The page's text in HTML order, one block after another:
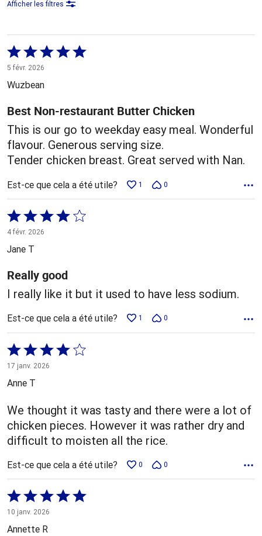
Afficher les filtres
Coté
5 sur
5
5 févr. 2026
Wuzbean
Best Non-restaurant Butter Chicken
This is our go to weekday easy meal. Wonderful
flavour. Generous serving size.
Tender chicken breast. Great served with Nan.
Est-ce que cela a été utile? 1 0
Coté
4 sur
5
4 févr. 2026
Jane T
Really good
I really like it but it used to have less sodium.
Est-ce que cela a été utile? 1 0
Coté
4 sur
5
17 janv. 2026
Anne T
We thought it was tasty and there were a lot of
chicken pieces. However it was rather dry and
difficult to moisten all the rice.
Est-ce que cela a été utile? 0 0
Coté
5 sur
5
10 janv. 2026
Annette R